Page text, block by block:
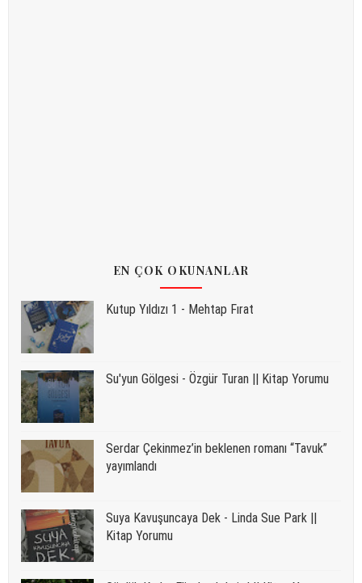
EN ÇOK OKUNANLAR
Kutup Yıldızı 1 - Mehtap Fırat
Su'yun Gölgesi - Özgür Turan || Kitap Yorumu
Serdar Çekinmez’in beklenen romanı “Tavuk”
yayımlandı
Suya Kavuşuncaya Dek - Linda Sue Park ||
Kitap Yorumu